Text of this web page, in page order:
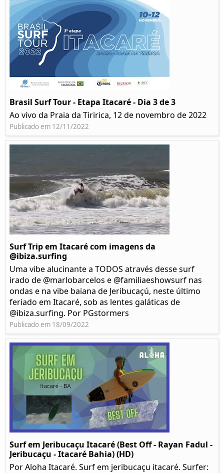
Brasil Surf Tour - Etapa Itacaré - Dia 3 de 3
Ao vivo da Praia da Tiririca, 12 de novembro de 2022
Publicado em 12/11/2022
Surf Trip em Itacaré com imagens da
@ibiza.surfing
Uma vibe alucinante a TODOS através desse surf
irado de @marlobarcelos e @familiaeshowsurf nas
ondas e na vibe baiana de Jeribucaçú, neste último
feriado em Itacaré, sob as lentes galáticas de
@ibiza.surfing. Por PGstormers
Publicado em 18/09/2022
Surf em Jeribucaçu Itacaré (Best Off - Rayan Fadul -
Jeribucaçu - Itacaré Bahia) (HD)
Por Aloha Itacaré. Surf em jeribucaçu itacaré. Surfer: